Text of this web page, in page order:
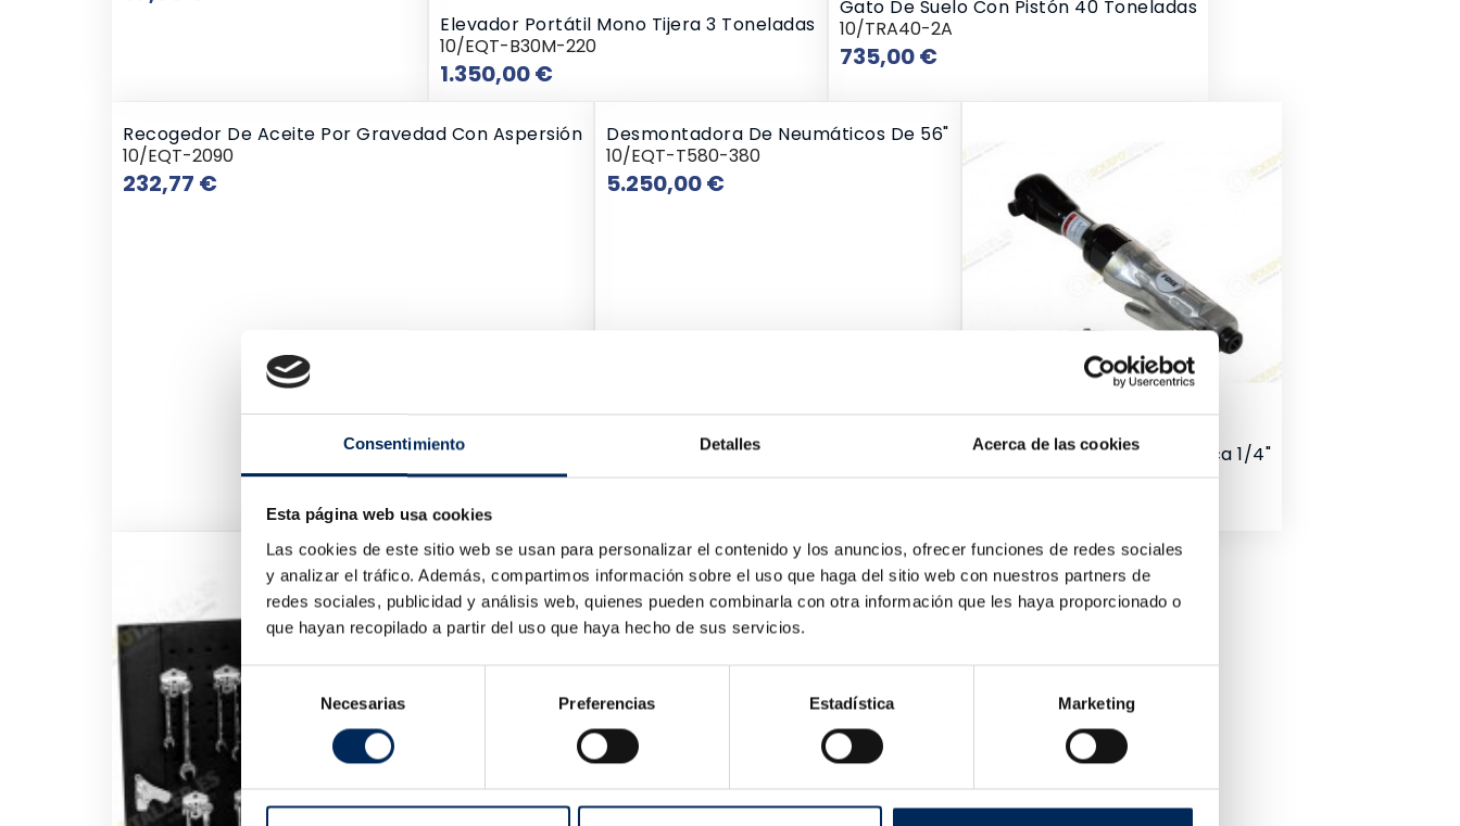
Consentimiento Detalles Acerca de las cookies
Esta página web usa cookies
Las cookies de este sitio web se usan para personalizar el contenido y los anuncios, ofrecer funciones de redes sociales
y analizar el tráfico. Además, compartimos información sobre el uso que haga del sitio web con nuestros partners de
redes sociales, publicidad y análisis web, quienes pueden combinarla con otra información que les haya proporcionado o
que hayan recopilado a partir del uso que haya hecho de sus servicios.
Selección
consentimiento
Necesarias Preferencias Estadística Marketing
Elevador Portátil Mono Tijera 3 Toneladas
10/EQT-B30M-220
1.350,00 €
Gato De Suelo Con Pistón 40 Toneladas
10/TRA40-2A
735,00 €Precio
Recogedor De Aceite Por Gravedad Con Aspersión
10/EQT-2090
232,77 €
Desmontadora De Neumáticos De 56"
10/EQT-T580-380
5.250,00 €
Llave De Carraca Neumatica 1/4"
10/FRW1001